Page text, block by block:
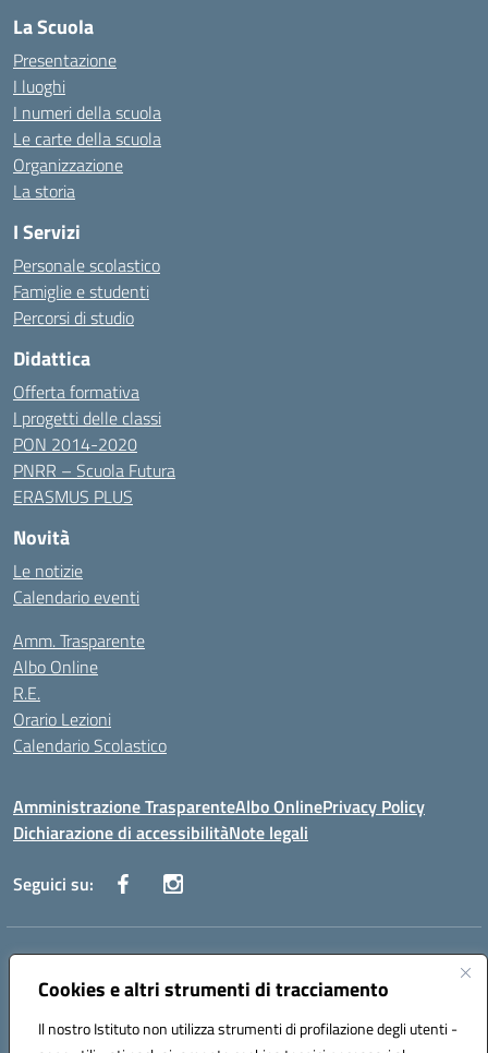
Cookies e altri strumenti di tracciamento
Il nostro Istituto non utilizza strumenti di profilazione degli utenti -
La Scuola
Presentazione
I luoghi
I numeri della scuola
Le carte della scuola
Organizzazione
La storia
I Servizi
Personale scolastico
Famiglie e studenti
Percorsi di studio
Didattica
Offerta formativa
I progetti delle classi
PON 2014-2020
PNRR – Scuola Futura
ERASMUS PLUS
Novità
Le notizie
Calendario eventi
Amm. Trasparente
Albo Online
R.E.
Orario Lezioni
Calendario Scolastico
Amministrazione TrasparenteAlbo OnlinePrivacy Policy
Dichiarazione di accessibilitàNote legali
Seguici su:
Indirizzo:Via Vecchini n. 2, Ancona 60123 - Via M. Marini n. 33, Ancona
60129
Posta elettronica certificata (PEC):anis01200g@pec.istruzione.it